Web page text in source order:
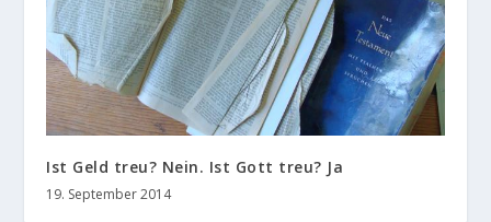
Ist Geld treu? Nein. Ist Gott treu? Ja
19. September 2014